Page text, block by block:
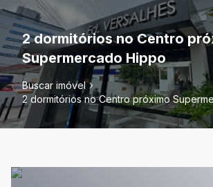
2 dormitórios no Centro
Supermercado Hippo
Buscar imóvel
2 dormitórios no Centro próximo